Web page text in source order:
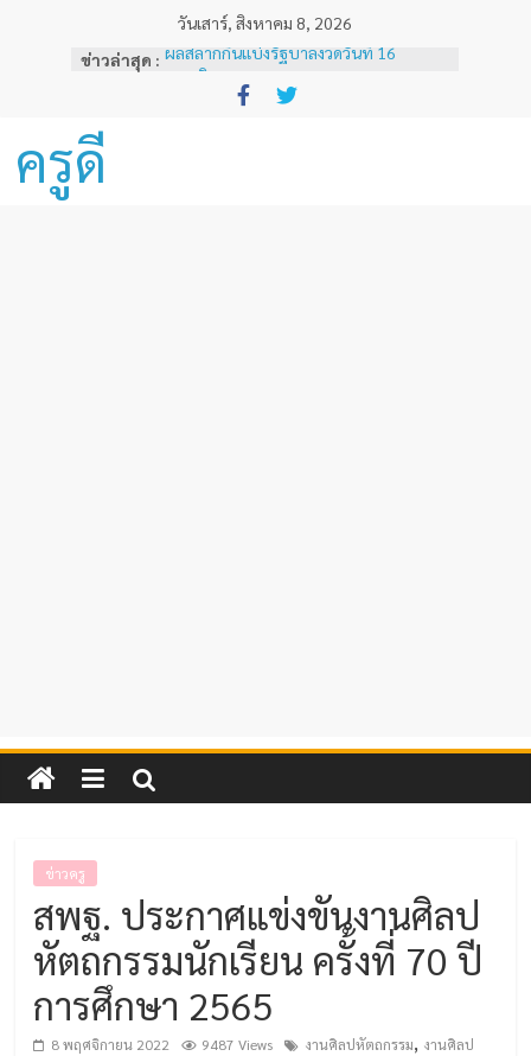
วันเสาร์, สิงหาคม 8, 2026
ข่าวล่าสุด : ผลสลากกินแบ่งรัฐบาลงวดวันที่ 16
พฤศจิกายน 2567
ผลสลากกินแบ่งรัฐบาลงวดวันที่ 1
ครูดี
ข่าวครู
สพฐ. ประกาศแข่งขันงานศิลป
หัตถกรรมนักเรียน ครั้งที่ 70 ปี
การศึกษา 2565
8 พฤศจิกายน 2022 9487 Views งานศิลปหัตถกรรม, งานศิลป